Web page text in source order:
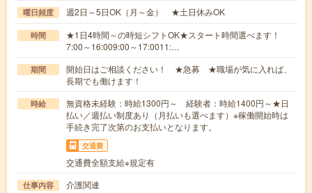
曜日頻度 週2日～5日OK（月～金） ★土日休みOK
時間
★1日4時間～の時短シフトOK★スタート時間選べます！
7:00～16:009:00～17:0011:…
期間
開始日はご相談ください！ ★急募 ★職場が気に入れば、
長期でも働けます！
時給
無資格未経験：時給1300円～ 経験者：時給1400円～★日
払い／週払い制度あり（月払いも選べます）※稼働開始時は
手続き完了次第のお支払いとなります。
交通費
交通費全額支給※規定有
仕事内容
介護関連